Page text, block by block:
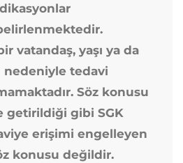
vatandaş, yaşı ya da
nedeniyle tedavi
Söz konusu
getirildiği gibi SGK
erişimi engelleyen
konusu değildir.